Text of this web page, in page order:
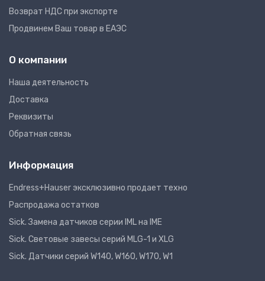
Возврат НДС при экспорте
Продвинем Ваш товар в ЕАЭС
О компании
Наша деятельность
Доставка
Реквизиты
Обратная связь
Информация
Endress+Hauser эксклюзивно продает техно
Распродажа остатков
Sick. Замена датчиков серии IML на IME
Sick. Световые завесы серий MLG-1 и XLG
Sick. Датчики серий W140, W160, W170, W1